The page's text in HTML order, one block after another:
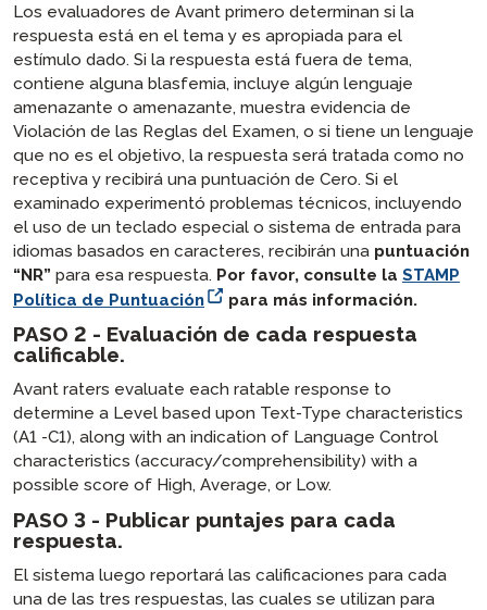
Los evaluadores de Avant primero determinan si la
respuesta está en el tema y es apropiada para el
estímulo dado. Si la respuesta está fuera de tema,
contiene alguna blasfemia, incluye algún lenguaje
amenazante o amenazante, muestra evidencia de
Violación de las Reglas del Examen, o si tiene un lenguaje
que no es el objetivo, la respuesta será tratada como no
receptiva y recibirá una puntuación de Cero. Si el
examinado experimentó problemas técnicos, incluyendo
el uso de un teclado especial o sistema de entrada para
idiomas basados en caracteres, recibirán una puntuación
“NR” para esa respuesta. Por favor, consulte la STAMP
Política de Puntuación
para más información.
PASO 2 - Evaluación de cada respuesta
calificable.
Avant raters evaluate each ratable response to
determine a Level based upon Text-Type characteristics
(A1 -C1), along with an indication of Language Control
characteristics (accuracy/comprehensibility) with a
possible score of High, Average, or Low.
PASO 3 - Publicar puntajes para cada
respuesta.
El sistema luego reportará las calificaciones para cada
una de las tres respuestas, las cuales se utilizan para